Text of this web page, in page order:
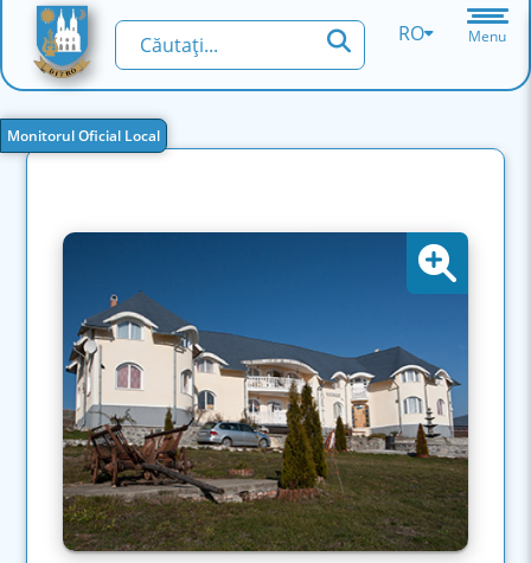
RO Menu
Monitorul Oficial Local